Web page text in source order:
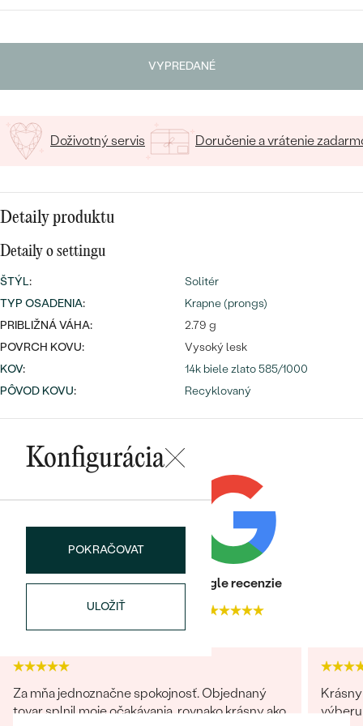
Najpredávanejšie
svadobné
obrúčky
DRAHOKAM
PODĽA MATERIÁLU
ZLATO
PLATINA
STRIEBRO
Wave kolekcia
S LAB GROWN DIAMANTMI
PODĽA ŠTÝLU
PERSONALIZOVANÉ
PODĽA PRÍLEŽITOSTI
PODĽA FARBY
PODĽA TVARU DRAHOKAMU
DIAMANTY
Najpredávanejšie
náušnice
Personalizované
prívesky
OBJAVIŤ
LUXUSNÉ
Najpredávanejšie
prstene
VYPREDANÉ
Doživotný servis Doručenie a vrátenie
Detaily produktu
Detaily o settingu
ŠTÝL:
Solitér
TYP OSADENIA:
Krapne (prongs)
PRIBLIŽNÁ VÁHA:
2.79 g
POVRCH KOVU:
Vysoký lesk
KOV:
14k biele zlato 585/1000
PÔVOD KOVU: Recyklovaný
Konfigurácia
POKRAČOVAT
ULOŽIŤ
Heuréka recenzie
4.9
Google recenzie
Za mňa jednoznačne spokojnosť. Objednaný
tovar splnil moje očakávania, rovnako krásny ako
výberu